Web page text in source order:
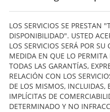
LOS SERVICIOS SE PRESTAN
DISPONIBILIDAD". USTED
LOS SERVICIOS SERÁ POR
MEDIDA EN QUE LO
TODAS LAS GARANTÍAS,
RELACIÓN CON LOS
DE LOS MISMOS, INCLUIDAS,
IMPLÍCITAS DE
DETERMINADO Y NO